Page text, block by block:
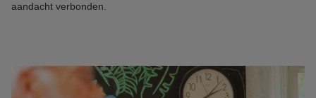
aandacht verbonden.